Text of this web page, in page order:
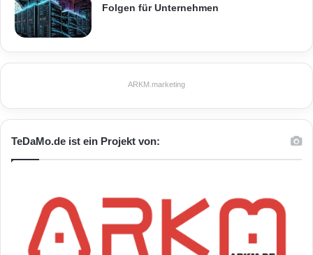
Folgen für Unternehmen
ARKM.marketing
TeDaMo.de ist ein Projekt von: